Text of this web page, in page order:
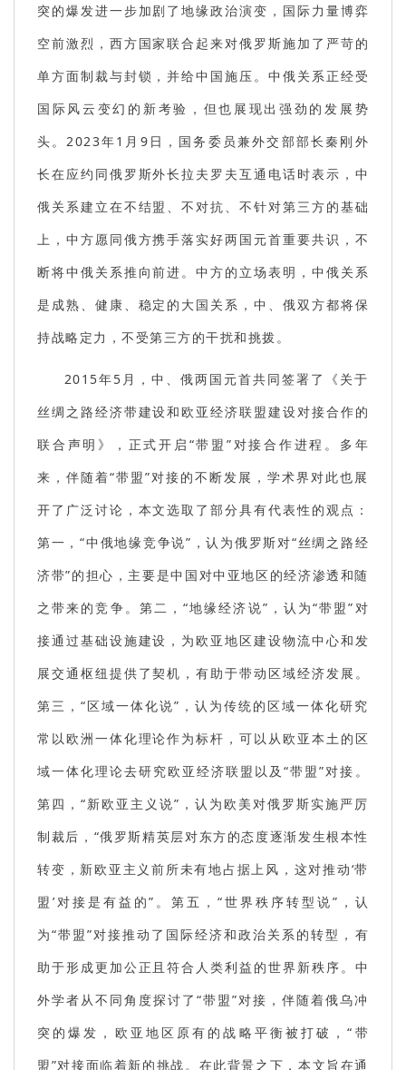
突的爆发进一步加剧了地缘政治演变，国际力量博弈
空前激烈，西方国家联合起来对俄罗斯施加了严苛的
单方面制裁与封锁，并给中国施压。中俄关系正经受
国际风云变幻的新考验，但也展现出强劲的发展势
头。2023年1月9日，国务委员兼外交部部长秦刚外
长在应约同俄罗斯外长拉夫罗夫互通电话时表示，中
俄关系建立在不结盟、不对抗、不针对第三方的基础
上，中方愿同俄方携手落实好两国元首重要共识，不
断将中俄关系推向前进。中方的立场表明，中俄关系
是成熟、健康、稳定的大国关系，中、俄双方都将保
持战略定力，不受第三方的干扰和挑拨。
2015年5月，中、俄两国元首共同签署了《关于
丝绸之路经济带建设和欧亚经济联盟建设对接合作的
联合声明》，正式开启“带盟”对接合作进程。多年
来，伴随着“带盟”对接的不断发展，学术界对此也展
开了广泛讨论，本文选取了部分具有代表性的观点：
第一，“中俄地缘竞争说”，认为俄罗斯对“丝绸之路经
济带”的担心，主要是中国对中亚地区的经济渗透和随
之带来的竞争。第二，“地缘经济说”，认为“带盟”对
接通过基础设施建设，为欧亚地区建设物流中心和发
展交通枢纽提供了契机，有助于带动区域经济发展。
第三，“区域一体化说”，认为传统的区域一体化研究
常以欧洲一体化理论作为标杆，可以从欧亚本土的区
域一体化理论去研究欧亚经济联盟以及“带盟”对接。
第四，“新欧亚主义说”，认为欧美对俄罗斯实施严厉
制裁后，“俄罗斯精英层对东方的态度逐渐发生根本性
转变，新欧亚主义前所未有地占据上风，这对推动‘带
盟’对接是有益的”。第五，“世界秩序转型说”，认
为“带盟”对接推动了国际经济和政治关系的转型，有
助于形成更加公正且符合人类利益的世界新秩序。中
外学者从不同角度探讨了“带盟”对接，伴随着俄乌冲
突的爆发，欧亚地区原有的战略平衡被打破，“带
盟”对接面临着新的挑战。在此背景之下，本文旨在通